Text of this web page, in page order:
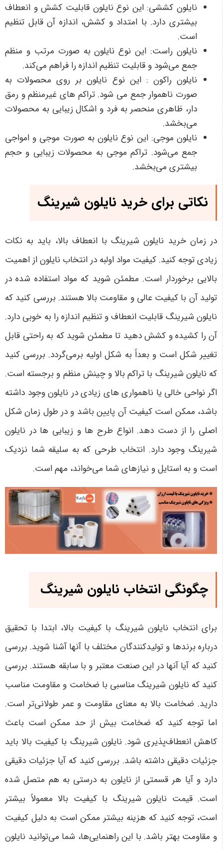
نایلون کششی: این نوع نایلون قابلیت کشش و انعطاف
بیشتری دارد. با امتداد و کشش، اندازه آن قابل تنظیم
است.
نایلون راست: این نوع نایلون به صورت مرتب و منظم
جمع می‌شود و قابلیت تنظیم اندازه را فراهم می‌کند.
نایلون راکون : این نوع نایلون بر روی محصولات به
صورت ناهموار جمع می شود. تراکم های غیرمنظم و رمق
دار، ظاهری منحصر به فرد و اشکال زیبایی به محصولات
می‌بخشد.
نایلون موجی: این نوع نایلون به صورت موجی و امواجی
جمع می‌شود. تراکم موجی به محصولات زیبایی و حجم
بیشتری می‌بخشد.
نکاتی برای خرید نایلون شیرینگ
در زمان خرید نایلون شیرینگ با انعطاف بالا، باید به نکات
زیادی توجه کنید. کیفیت مواد اولبه در انتخاب نایلون از اهمیت
بالایی برخوردار است. مطمئن شوید که مواد استفاده شده در
تولید آن با کیفیت عالی و مقاومت بالا هستند. بررسی کنید که
نایلون شیرینگ قابلیت انعطاف و تنظیم اندازه را به خوبی دارد.
آن را کشیده و کشش دهید تا مطمئن شوید که به راحتی قابل
تغییر شکل است و بعداً به شکل اولیه برمی‌گردد. بررسی کنید
که نایلون شیرینگ با تراکم بالا و چینش منظم و برجسته است.
اگر نواحی خالی یا ناهمواری ‌های زیادی در نایلون وجود داشته
باشد، ممکن است کیفیت آن پایین باشد و در طول زمان شکل
اصلی را از دست دهد. انواع طرح‌ ها و زیبایی ‌ها در نایلون
شیرینگ وجود دارد. انتخاب طرحی که به سلیقه شما نزدیک
است و به استایل و نیازهای شما می‌خواند، مهم است.
چگونگی انتخاب نایلون شیرینگ
برای انتخاب نایلون شیرینگ با کیفیت بالا، ابتدا با تحقیق
درباره برندها و تولیدکنندگان مختلف با آنها آشنا شوید. بررسی
کنید که آیا آنها در این صنعت معتبر و با سابقه هستند. بررسی
کنید که نایلون شیرینگ مناسبی با ضخامت و مقاومت مناسب
دارید. ضخامت بالا به معنای مقاومت و عمر طولانی‌تر است.
اما توجه کنید که ضخامت بیش از حد ممکن است باعث
کاهش انعطاف‌پذیری شود. نایلون شیرینگ با کیفیت بالا باید
جزئیات دقیقی داشته باشد. بررسی کنید که آیا جزئیات دقیقی
دارد و آیا هر قسمتی از نایلون به درستی به هم متصل شده
است. قیمت نایلون شیرینگ با کیفیت بالا معمولاً بیشتر
است، توجه کنید که هزینه بیشتر ممکن است به دلیل کیفیت
و مقاومت بهتر باشد. با این راهنمایی‌ها، شما می‌توانید نایلون